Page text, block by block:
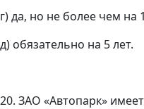
г) да, но не более чем на
д) обязательно на 5 лет.
20. ЗАО «Автопарк»